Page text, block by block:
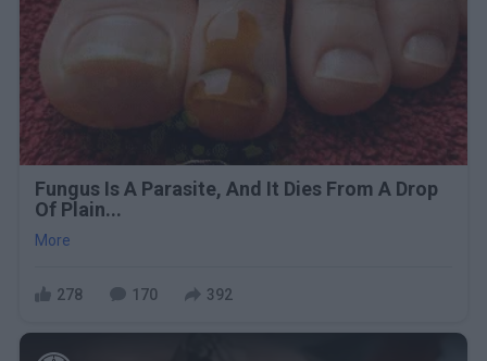
Fungus Is A Parasite, And It Dies From A Drop
Of Plain...
More
278 170 392